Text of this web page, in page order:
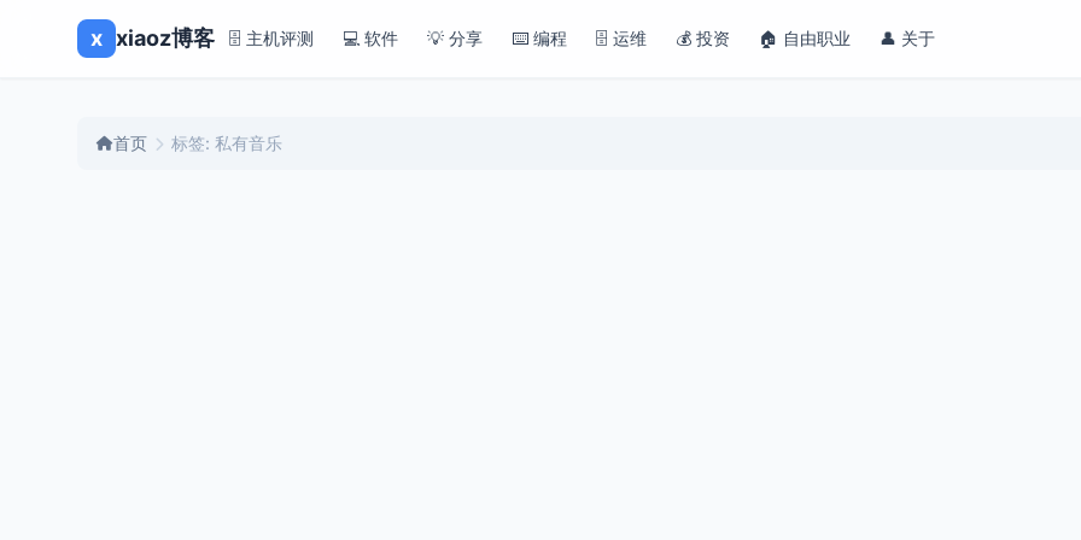
x xiaoz博客 🗄️ 主机评测 💻 软件 💡 分享 ⌨️ 编程 🗄️ 运维 💰 投资 🏠 自由职业 👤 关于
首页 标签: 私有音乐